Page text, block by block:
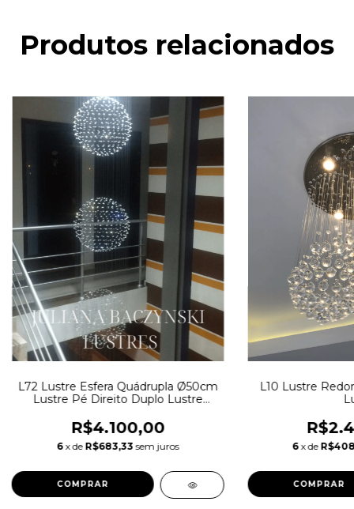
Produtos relacionados
L72 Lustre Esfera Quádrupla Ø50cm
Lustre Pé Direito Duplo Lustre
R$4.100,00
6 x de R$683,33 sem juros
COMPRAR
L10 Lustre
6 x de